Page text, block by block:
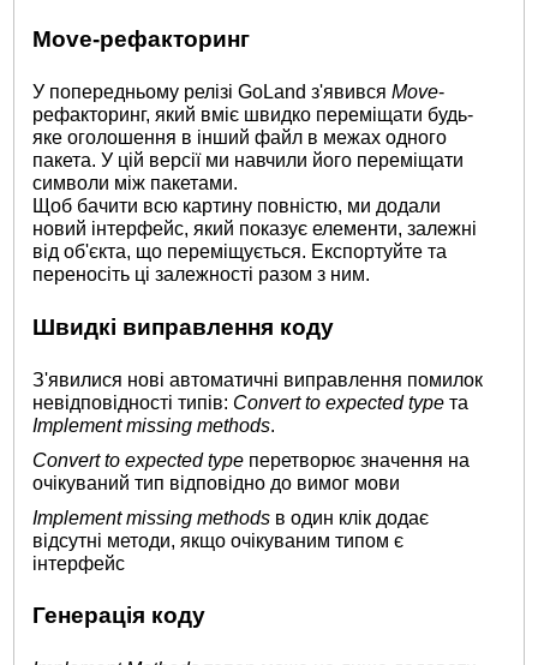
Move-рефакторинг
У попередньому релізі GoLand з'явивсяMove-
рефакторинг, який вміє швидко переміщати будь-
яке оголошення в інший файл в межах одного
пакета. У цій версії ми навчили його переміщати
символи між пакетами.
Щоб бачити всю картину повністю, ми додали
новий інтерфейс, який показує елементи, залежні
від об'єкта, що переміщується. Експортуйте та
переносіть ці залежності разом з ним.
Швидкі виправлення коду
З'явилися нові автоматичні виправлення помилок
невідповідності типів: Convert to expected type та
Implement missing methods.
Convert to expected type перетворює значення на
очікуваний тип відповідно до вимог мови
Implement missing methods в один клік додає
відсутні методи, якщо очікуваним типом є
інтерфейс
Генерація коду